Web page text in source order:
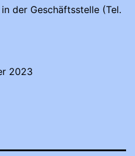
der Geschäftsstelle (Tel.
2023